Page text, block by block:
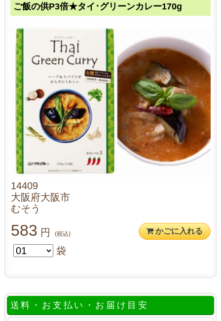
ご飯の供P3倍★タイ･グリーンカレー170g
14409
大阪府大阪市
むそう
583 円 (税込) かごに入れる
袋
送料・お支払い・お届け目安